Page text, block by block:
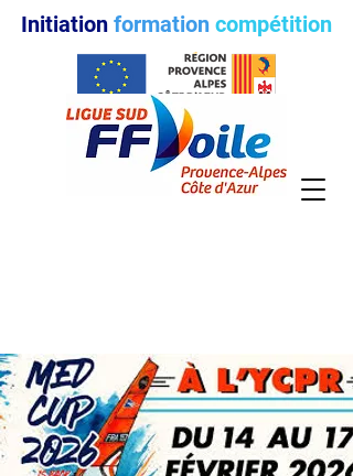
Initiation formation compétition